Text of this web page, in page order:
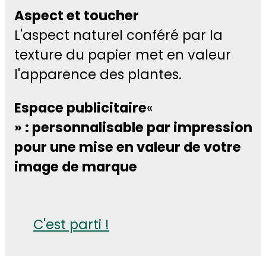
Aspect et toucher
L'aspect naturel conféré par la
texture du papier met en valeur
l'apparence des plantes.
Espace publicitaire«
» : personnalisable par impression
pour une mise en valeur de votre
image de marque
C'est parti !